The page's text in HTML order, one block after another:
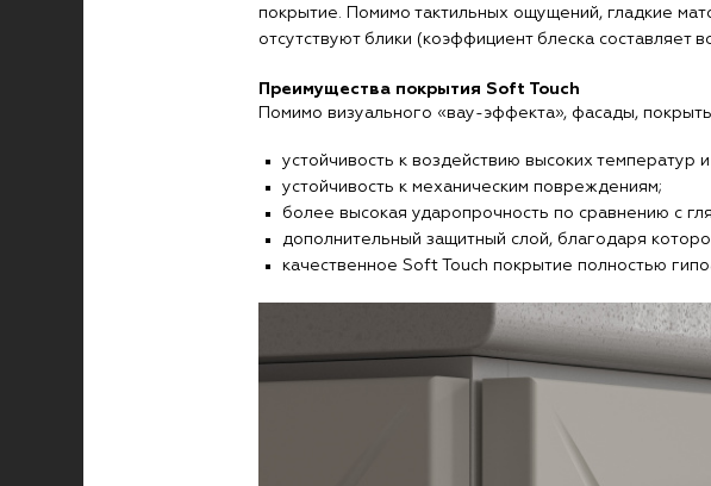
покрытие. Помимо тактильных ощущений, гладкие
отсутствуют блики (коэффициент блеска составляет
Преимущества покрытия Soft Touch
Помимо визуального «вау-эффекта», фасады,
устойчивость к воздействию высоких температур
устойчивость к механическим повреждениям;
более высокая ударопрочность по сравнению с
дополнительный защитный слой, благодаря
качественное Soft Touch покрытие полностью